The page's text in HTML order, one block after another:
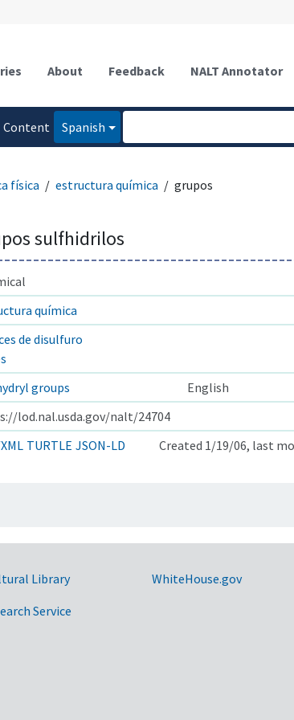
About Feedback NALT Annotator
Content
Spanish
física estructura química
grupos
sulfhidrilos
química
de disulfuro
groups
English
lod.nal.usda.gov/nalt/24704
TURTLE JSON-LD Created 1/19/06, last
Library
Service
WhiteHouse.gov